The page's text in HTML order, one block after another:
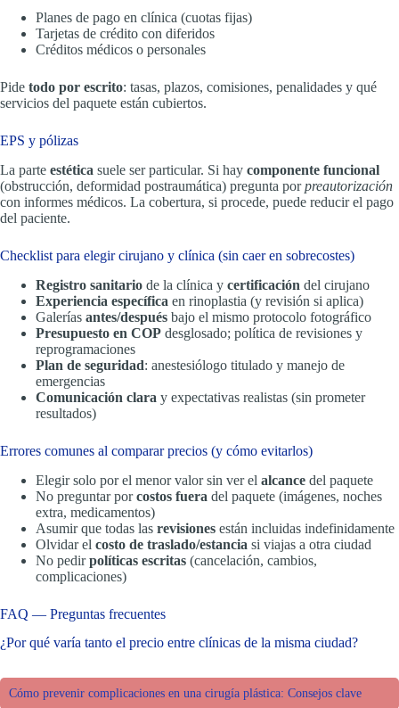
Planes de pago en clínica (cuotas fijas)
Tarjetas de crédito con diferidos
Créditos médicos o personales
Pide todo por escrito: tasas, plazos, comisiones, penalidades y qué
servicios del paquete están cubiertos.
EPS y pólizas
La parte estética suele ser particular. Si hay componente funcional
(obstrucción, deformidad postraumática) pregunta porpreautorización
con informes médicos. La cobertura, si procede, puede reducir el pago
del paciente.
Checklist para elegir cirujano y clínica (sin caer en sobrecostes)
Registro sanitario de la clínica y certificación del cirujano
Experiencia específica en rinoplastia (y revisión si aplica)
Galerías antes/después bajo el mismo protocolo fotográfico
Presupuesto en COP desglosado; política de revisiones y
reprogramaciones
Plan de seguridad: anestesiólogo titulado y manejo de
emergencias
Comunicación clara y expectativas realistas (sin prometer
resultados)
Errores comunes al comparar precios (y cómo evitarlos)
Elegir solo por el menor valor sin ver el alcance del paquete
No preguntar porcostos fuera del paquete (imágenes, noches
extra, medicamentos)
Asumir que todas las revisiones están incluidas indefinidamente
Olvidar el costo de traslado/estancia si viajas a otra ciudad
No pedirpolíticas escritas (cancelación, cambios,
complicaciones)
FAQ — Preguntas frecuentes
¿Por qué varía tanto el precio entre clínicas de la misma ciudad?
Cómo prevenir complicaciones en una cirugía plástica: Consejos clave